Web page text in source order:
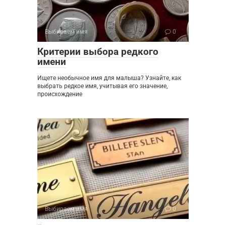
Выбираем имя 0
Критерии выбора редкого
имени
Ищете необычное имя для малыша? Узнайте, как
выбрать редкое имя, учитывая его значение,
происхождение
Выбираем имя 0